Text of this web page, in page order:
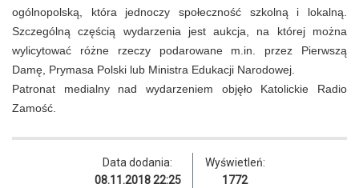
ogólnopolską, która jednoczy społeczność szkolną i lokalną.
Szczególną częścią wydarzenia jest aukcja, na której można
wylicytować różne rzeczy podarowane m.in. przez Pierwszą
Damę, Prymasa Polski lub Ministra Edukacji Narodowej.
Patronat medialny nad wydarzeniem objęło Katolickie Radio
Zamość.
Data dodania:
08.11.2018 22:25
Wyświetleń:
1772